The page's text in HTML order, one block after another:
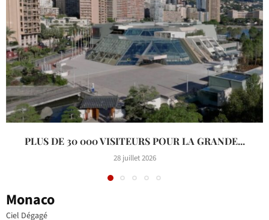
PLUS DE 30 000 VISITEURS POUR LA GRANDE...
28 juillet 2026
Monaco
Ciel Dégagé